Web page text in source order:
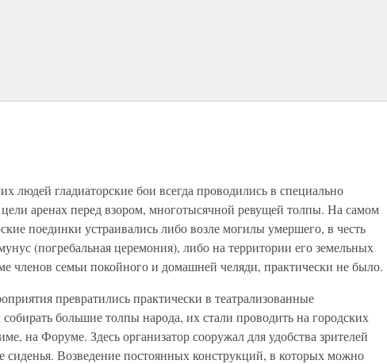
людей гладиаторские бои всегда проводились в специально
аренах перед взором, многотысячной ревущей толпы. На самом
поединки устраивались либо возле могилы умершего, в честь
(погребальная церемония), либо на территории его земельных
членов семьи покойного и домашней челяди, практически не было.
превратились практически в театрализованные
собирать большие толпы народа, их стали проводить на городских
на Форуме. Здесь организатор сооружал для удобства зрителей
сиденья. Возведение постоянных конструкций, в которых можно